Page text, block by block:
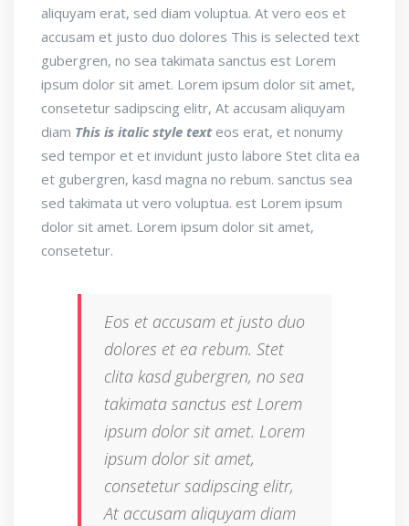
aliquyam erat, sed diam voluptua. At vero eos et
accusam et justo duo dolores This is selected text
gubergren, no sea takimata sanctus est Lorem
ipsum dolor sit amet. Lorem ipsum dolor sit amet,
consetetur sadipscing elitr, At accusam aliquyam
diam This is italic style texteos erat, et nonumy
sed tempor et et invidunt justo labore Stet clita ea
et gubergren, kasd magna no rebum. sanctus sea
sed takimata ut vero voluptua. est Lorem ipsum
dolor sit amet. Lorem ipsum dolor sit amet,
consetetur.
Eos et accusam et justo duo
dolores et ea rebum. Stet
clita kasd gubergren, no sea
takimata sanctus est Lorem
ipsum dolor sit amet. Lorem
ipsum dolor sit amet,
consetetur sadipscing elitr,
At accusam aliquyam diam